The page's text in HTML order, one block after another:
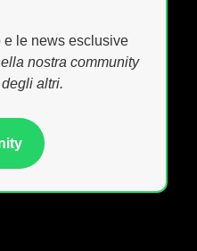
e le news esclusive
nostra community
altri.